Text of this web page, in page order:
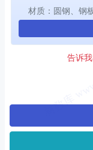
材质：圆钢、钢
告诉